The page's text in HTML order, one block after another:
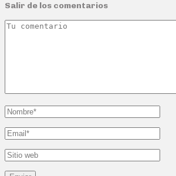
Salir de los comentarios